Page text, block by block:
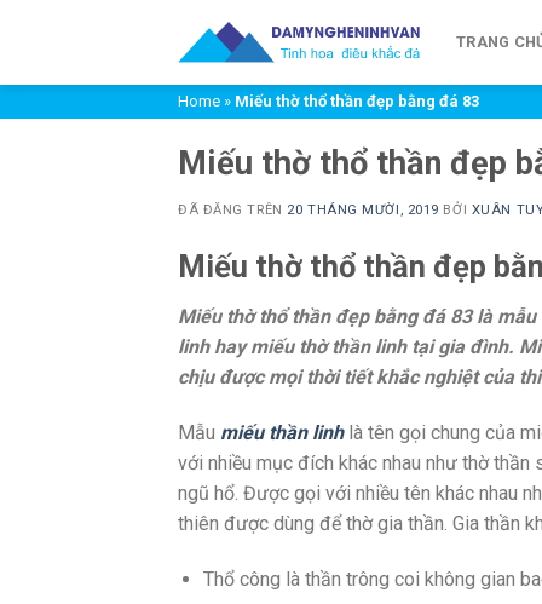
TRANG
Home » Miếu thờ thổ thần đẹp bằng đá 83
Miếu thờ thổ thần đẹp
ĐÃ ĐĂNG TRÊN 20 THÁNG MƯỜI, 2019 BỞI XUÂN
Miếu thờ thổ thần đẹp
Miếu thờ thổ thần đẹp bằng đá 83 là mẫu
linh hay miếu thờ thần linh tại gia đình.
chịu được mọi thời tiết khắc nghiệt của
Mẫu miếu thần linhlà tên gọi chung của
với nhiều mục đích khác nhau như thờ thần
ngũ hổ. Được gọi với nhiều tên khác nhau
thiên được dùng để thờ gia thần. Gia thần
Thổ công là thần trông coi không gian